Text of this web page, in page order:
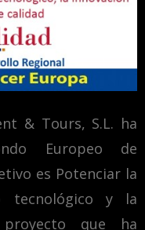
& Tours, S.L. ha
Europeo de
es Potenciar la
tecnológico y la
que ha